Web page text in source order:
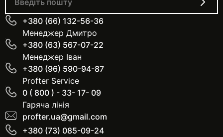
+380 (66) 132-56-36
Менеджер Дмитро
+380 (63) 567-07-22
Менеджер Іван
+380 (96) 590-94-87
Profter Service
0 ( 800 ) - 33- 17- 09
Гаряча лінія
profter.ua@gmail.com
+380 (73) 085-09-24